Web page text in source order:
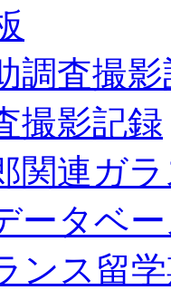
調査撮
撮影記録
関連ガ
ータベ
ンス留